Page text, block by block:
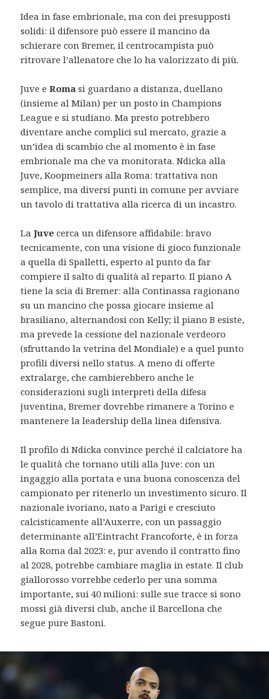
Idea in fase embrionale, ma con dei presupposti
solidi: il difensore può essere il mancino da
schierare con Bremer, il centrocampista può
ritrovare l’allenatore che lo ha valorizzato di più.
Juve eRoma si guardano a distanza, duellano
(insieme al Milan) per un posto in Champions
League e si studiano. Ma presto potrebbero
diventare anche complici sul mercato, grazie a
un’idea di scambio che al momento è in fase
embrionale ma che va monitorata. Ndicka alla
Juve, Koopmeiners alla Roma: trattativa non
semplice, ma diversi punti in comune per avviare
un tavolo di trattativa alla ricerca di un incastro.
LaJuve cerca un difensore affidabile: bravo
tecnicamente, con una visione di gioco funzionale
a quella di Spalletti, esperto al punto da far
compiere il salto di qualità al reparto. Il piano A
tiene la scia di Bremer: alla Continassa ragionano
su un mancino che possa giocare insieme al
brasiliano, alternandosi con Kelly; il piano B esiste,
ma prevede la cessione del nazionale verdeoro
(sfruttando la vetrina del Mondiale) e a quel punto
profili diversi nello status. A meno di offerte
extralarge, che cambierebbero anche le
considerazioni sugli interpreti della difesa
juventina, Bremer dovrebbe rimanere a Torino e
mantenere la leadership della linea difensiva.
Il profilo di Ndicka convince perché il calciatore ha
le qualità che tornano utili alla Juve: con un
ingaggio alla portata e una buona conoscenza del
campionato per ritenerlo un investimento sicuro. Il
nazionale ivoriano, nato a Parigi e cresciuto
calcisticamente all’Auxerre, con un passaggio
determinante all’Eintracht Francoforte, è in forza
alla Roma dal 2023: e, pur avendo il contratto fino
al 2028, potrebbe cambiare maglia in estate. Il club
giallorosso vorrebbe cederlo per una somma
importante, sui 40 milioni: sulle sue tracce si sono
mossi già diversi club, anche il Barcellona che
segue pure Bastoni.